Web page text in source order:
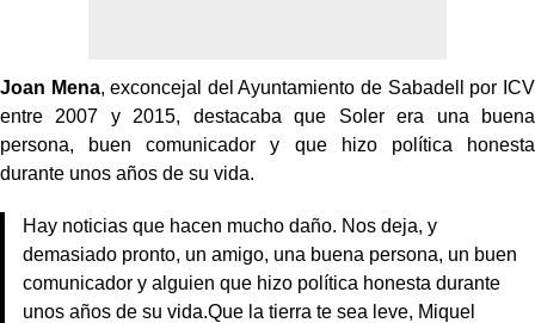
Joan Mena, exconcejal del Ayuntamiento de Sabadell por ICV
entre 2007 y 2015, destacaba que Soler era una buena
persona, buen comunicador y que hizo política honesta
durante unos años de su vida.
Hay noticias que hacen mucho daño. Nos deja, y
demasiado pronto, un amigo, una buena persona, un buen
comunicador y alguien que hizo política honesta durante
unos años de su vida.Que la tierra te sea leve, Miquel